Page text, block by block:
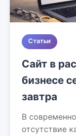
Статьи
Сайт в
бизнесе
завтра
В
отсутствие